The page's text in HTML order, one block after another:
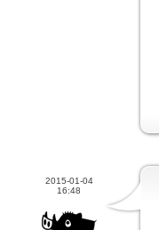
2015-01-04
16:48